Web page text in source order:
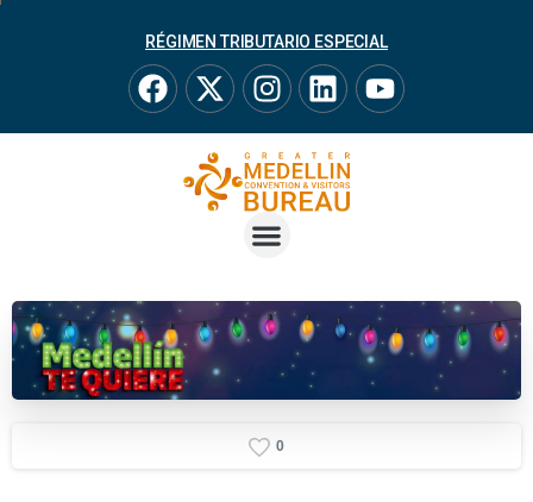
RÉGIMEN TRIBUTARIO ESPECIAL
0